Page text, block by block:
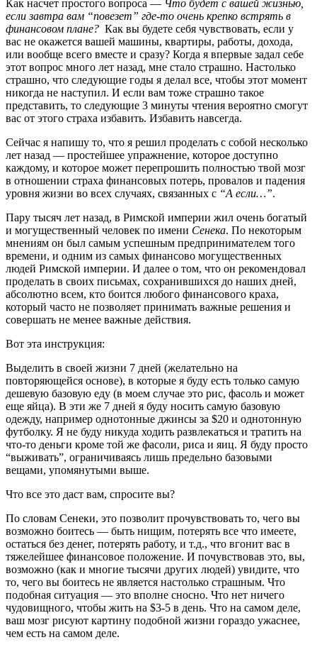
Как насчет простого вопроса — Что будет с вашей жизнью,
если завтра вам “повезет” где-то очень крепко встрять в
финансовом плане? Как вы будете себя чувствовать, если у
вас не окажется вашей машины, квартиры, работы, дохода,
или вообще всего вместе и сразу? Когда я впервые задал себе
этот вопрос много лет назад, мне стало страшно. Настолько
страшно, что следующие годы я делал все, чтобы этот момент
никогда не наступил. И если вам тоже страшно такое
представить, то следующие 3 минуты чтения вероятно смогут
вас от этого страха избавить. Избавить навсегда.
Сейчас я напишу то, что я решил проделать с собой несколько
лет назад — простейшее упражнение, которое доступно
каждому, и которое может перепрошить полностью твой мозг
в отношении страха финансовых потерь, провалов и падения
уровня жизни во всех случаях, связанных с “А если…”.
Пару тысяч лет назад, в Римской империи жил очень богатый
и могущественный человек по имени Сенека. По некоторым
мнениям он был самым успешным предпринимателем того
времени, и одним из самых финансово могущественных
людей Римской империи. И далее о том, что он рекомендовал
проделать в своих письмах, сохранившихся до наших дней,
абсолютно всем, кто боится любого финансового краха,
который часто не позволяет принимать важные решения и
совершать не менее важные действия.
Вот эта инструкция:
Выделить в своей жизни 7 дней (желательно на
повторяющейся основе), в которые я буду есть только самую
дешевую базовую еду (в моем случае это рис, фасоль и может
еще яйца). В эти же 7 дней я буду носить самую базовую
одежду, например однотонные джинсы за $20 и однотонную
футболку. Я не буду никуда ходить развлекаться и тратить на
что-то деньги кроме той же фасоли, риса и яиц. Я буду просто
“выживать”, ограничиваясь лишь предельно базовыми
вещами, упомянутыми выше.
Что все это даст вам, спросите вы?
По словам Сенеки, это позволит прочувствовать то, чего вы
возможно боитесь — быть нищим, потерять все что имеете,
остаться без денег, потерять работу, и т.д., что вгонит вас в
тяжелейшее финансовое положение. И почувствовав это, вы,
возможно (как и многие тысячи других людей) увидите, что
то, чего вы боитесь не является настолько страшным. Что
подобная ситуация — это вполне сносно. Что нет ничего
чудовищного, чтобы жить на $3-5 в день. Что на самом деле,
ваш мозг рисуют картину подобной жизни гораздо ужаснее,
чем есть на самом деле.